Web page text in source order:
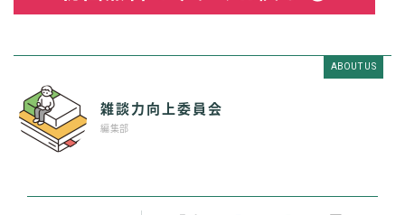
ABOUT US
雑談力向上委員会
編集部